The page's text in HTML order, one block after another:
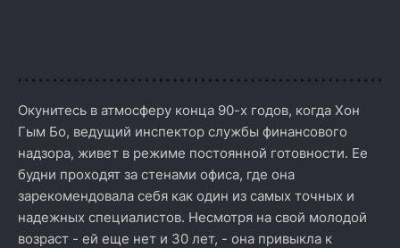
Окунитесь в атмосферу конца 90-х годов, когда Хон
Гым Бо, ведущий инспектор службы финансового
надзора, живет в режиме постоянной готовности. Ее
будни проходят за стенами офиса, где она
зарекомендовала себя как один из самых точных и
надежных специалистов. Несмотря на свой молодой
возраст - ей еще нет и 30 лет, - она привыкла к